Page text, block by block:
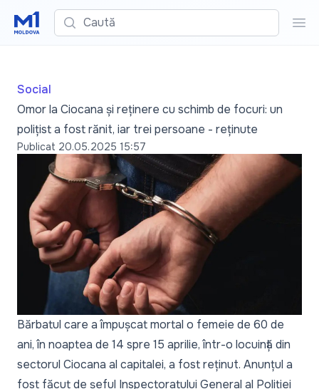
Caută
Social
Omor la Ciocana și reținere cu schimb de focuri: un
polițist a fost rănit, iar trei persoane - reținute
Publicat 20.05.2025 15:57
Bărbatul care a împușcat mortal o femeie de 60 de
ani, în noaptea de 14 spre 15 aprilie, într-o locuință din
sectorul Ciocana al capitalei, a fost reținut. Anunțul a
fost făcut de șeful Inspectoratului General al Poliției